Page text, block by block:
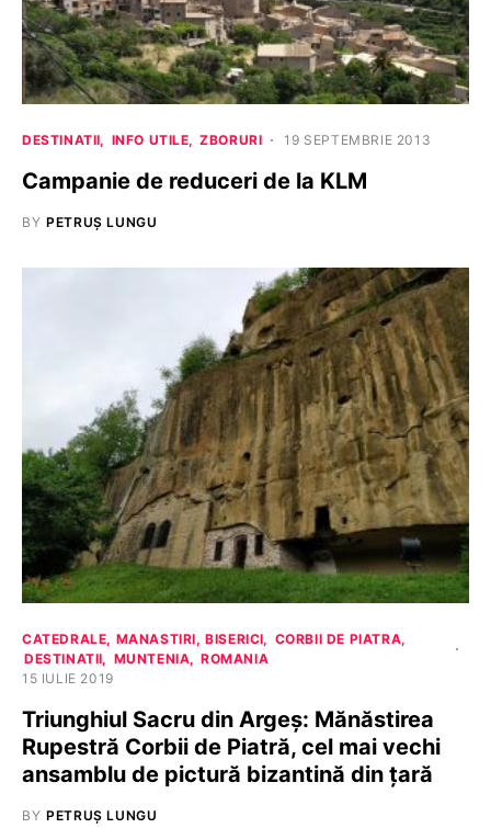
DESTINATII INFO UTILE ZBORURI 19 SEPTEMBRIE 2013
Campanie de reduceri de la KLM
BY PETRUȘ LUNGU
CATEDRALE, MANASTIRI, BISERICI
CORBII DE PIATRA
DESTINATII
MUNTENIA
ROMANIA
15 IULIE 2019
Triunghiul Sacru din Argeș: Mănăstirea
Rupestră Corbii de Piatră, cel mai vechi
ansamblu de pictură bizantină din țară
BY PETRUȘ LUNGU